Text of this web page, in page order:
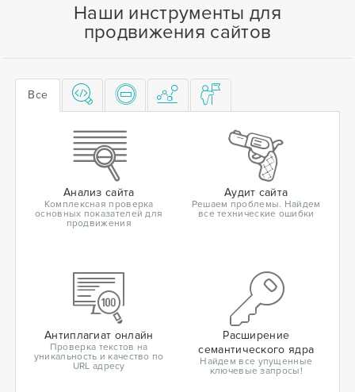
Наши инструменты для
продвижения сайтов
Все
Анализ сайта
Комплексная проверка
основных показателей для
продвижения
Аудит сайта
Решаем проблемы. Найдем
все технические ошибки
Антиплагиат онлайн
Проверка текстов на
уникальность и качество по
URL адресу
Расширение
семантического ядра
Найдем все упущенные
ключевые запросы!